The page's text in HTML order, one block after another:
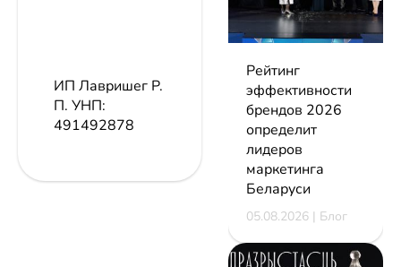
ИП Лавришег Р.
П. УНП:
491492878
Рейтинг
эффективности
брендов 2026
определит
лидеров
маркетинга
Беларуси
05.08.2026 | Блог